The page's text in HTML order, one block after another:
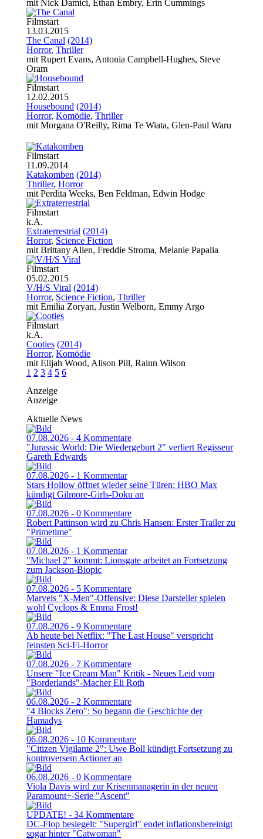
mit Nick Damici, Ethan Embry, Erin Cummings
Filmstart
13.03.2015
The Canal (2014)
Horror, Thriller
mit Rupert Evans, Antonia Campbell-Hughes, Steve
Oram
Filmstart
12.02.2015
Housebound (2014)
Horror, Komödie, Thriller
mit Morgana O'Reilly, Rima Te Wiata, Glen-Paul Waru
Filmstart
11.09.2014
Katakomben (2014)
Thriller, Horror
mit Perdita Weeks, Ben Feldman, Edwin Hodge
Filmstart
k.A.
Extraterrestrial (2014)
Horror, Science Fiction
mit Brittany Allen, Freddie Stroma, Melanie Papalia
Filmstart
05.02.2015
V/H/S Viral (2014)
Horror, Science Fiction, Thriller
mit Emilia Zoryan, Justin Welborn, Emmy Argo
Filmstart
k.A.
Cooties (2014)
Horror, Komödie
mit Elijah Wood, Alison Pill, Rainn Wilson
1 2 3 4 5 6
Anzeige
Anzeige
Aktuelle News
07.08.2026 - 4 Kommentare
"Jurassic World: Die Wiedergeburt 2" verliert Regisseur
Gareth Edwards
07.08.2026 - 1 Kommentar
Stars Hollow öffnet wieder seine Türen: HBO Max
kündigt Gilmore-Girls-Doku an
07.08.2026 - 0 Kommentare
Robert Pattinson wird zu Chris Hansen: Erster Trailer zu
"Primetime"
07.08.2026 - 1 Kommentar
"Michael 2" kommt: Lionsgate arbeitet an Fortsetzung
zum Jackson-Biopic
07.08.2026 - 5 Kommentare
Marvels "X-Men"-Offensive: Diese Darsteller spielen
wohl Cyclops & Emma Frost!
07.08.2026 - 9 Kommentare
Ab heute bei Netflix: "The Last House" verspricht
feinsten Sci-Fi-Horror
07.08.2026 - 7 Kommentare
Unsere "Ice Cream Man" Kritik - Neues Leid vom
"Borderlands"-Macher Eli Roth
06.08.2026 - 2 Kommentare
"4 Blocks Zero": So begann die Geschichte der
Hamadys
06.08.2026 - 10 Kommentare
"Citizen Vigilante 2": Uwe Boll kündigt Fortsetzung zu
kontroversem Actioner an
06.08.2026 - 0 Kommentare
Viola Davis wird zur Krisenmanagerin in der neuen
Paramount+-Serie "Ascent"
UPDATE! - 34 Kommentare
DC-Flop besiegelt: "Supergirl" endet inflationsbereinigt
sogar hinter "Catwoman"